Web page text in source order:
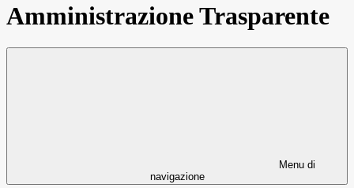
Amministrazione Trasparente
Menu di
navigazione